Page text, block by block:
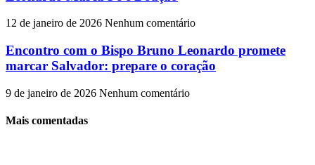
12 de janeiro de 2026 Nenhum comentário
Encontro com o Bispo Bruno Leonardo promete
marcar Salvador: prepare o coração
9 de janeiro de 2026 Nenhum comentário
Mais comentadas